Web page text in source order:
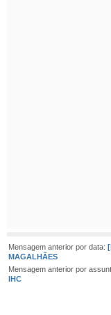
Mensagem anterior por data:
MAGALHÃES
Mensagem anterior por
IHC